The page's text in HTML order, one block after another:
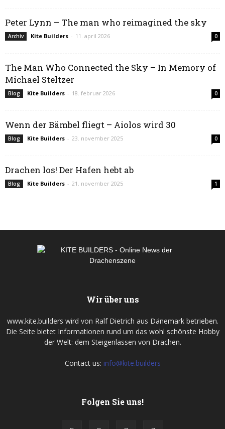
Peter Lynn – The man who reimagined the sky
Archiv Kite Builders - 11. april 2026 0
The Man Who Connected the Sky – In Memory of
Michael Steltzer
Blog Kite Builders - 18. februar 2026 0
Wenn der Bämbel fliegt – Aiolos wird 30
Blog Kite Builders - 23. november 2025 0
Drachen los! Der Hafen hebt ab
Blog Kite Builders - 21. november 2025 1
Wir über uns
www.kite.builders wird von Ralf Dietrich aus Dänemark betrieben.
Die Seite bietet Informationen rund um das wohl schönste Hobby
der Welt: dem Steigenlassen von Drachen.
Contact us: info@kite.builders
Folgen Sie uns!